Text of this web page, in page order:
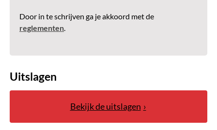
Door in te schrijven ga je akkoord met de
reglementen.
Uitslagen
Bekijk de uitslagen